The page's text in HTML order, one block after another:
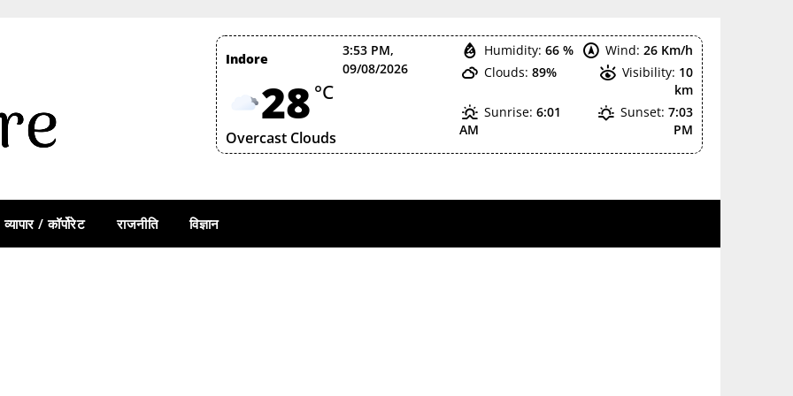
Indore
3:53 PM,
09/08/2026
28 °C
Overcast Clouds
Humidity: 66 % Wind: 26 Km/h
Clouds: 89% Visibility: 10
km
Sunrise: 6:01
AM
Sunset: 7:03
PM
व्यापार / कॉर्पोरेट राजनीति विज्ञान